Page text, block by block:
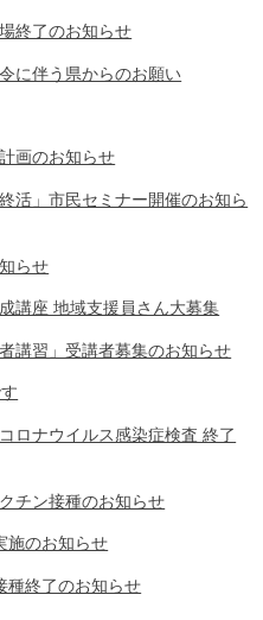
終了のお知らせ
に伴う県からのお願い
画のお知らせ
活」市民セミナー開催のお知ら
らせ
講座 地域支援員さん大募集
講習」受講者募集のお知らせ
ロナウイルス感染症検査 終了
チン接種のお知らせ
施のお知らせ
種終了のお知らせ